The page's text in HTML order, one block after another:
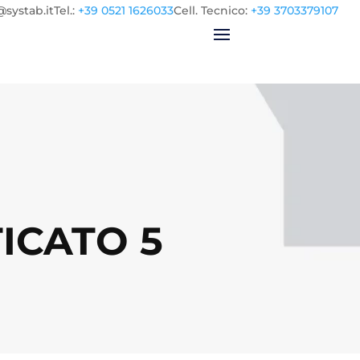
Cell. Tecnico: +39 3703379107
Tel.: +39 0521 1626033
5